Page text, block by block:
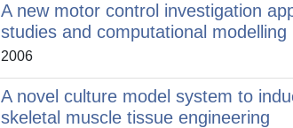
A new motor control investigation
studies and computational modelling
2006
A novel culture model system to
skeletal muscle tissue engineering